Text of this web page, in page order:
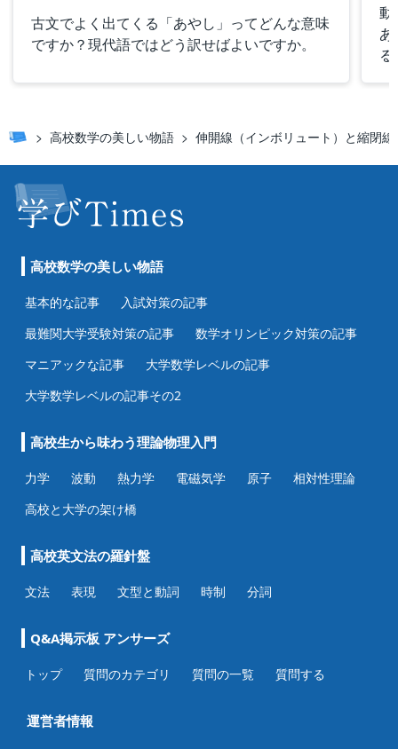
古文でよく出てくる「あやし」ってどんな意味
ですか？現代語ではどう訳せばよいですか。
動
あ
高校数学の美しい物語 伸開線（インボリュート）と縮閉
高校数学の美しい物語
基本的な記事
入試対策の記事
最難関大学受験対策の記事
数学オリンピック対策の記事
マニアックな記事
大学数学レベルの記事
大学数学レベルの記事その2
高校生から味わう理論物理入門
力学 波動 熱力学 電磁気学 原子
相対性理論
高校と大学の架け橋
高校英文法の羅針盤
文法 表現 文型と動詞 時制 分詞
Q&A掲示板 アンサーズ
トップ 質問のカテゴリ 質問の一覧 質問する
運営者情報